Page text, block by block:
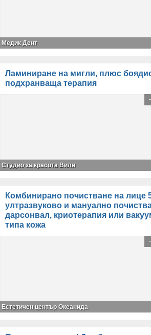
Медик Дент
Ламиниране на мигли, плюс
подхранваща терапия
Студио за красота Вили
Комбинирано почистване на лице
ултразвуково и мануално
дарсонвал, криотерапия или
типа кожа
Естетичен център Океанида